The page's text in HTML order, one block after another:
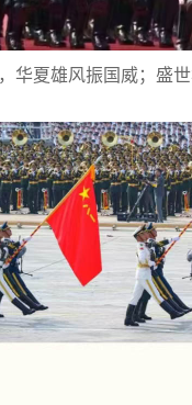
夏雄风振国威；盛